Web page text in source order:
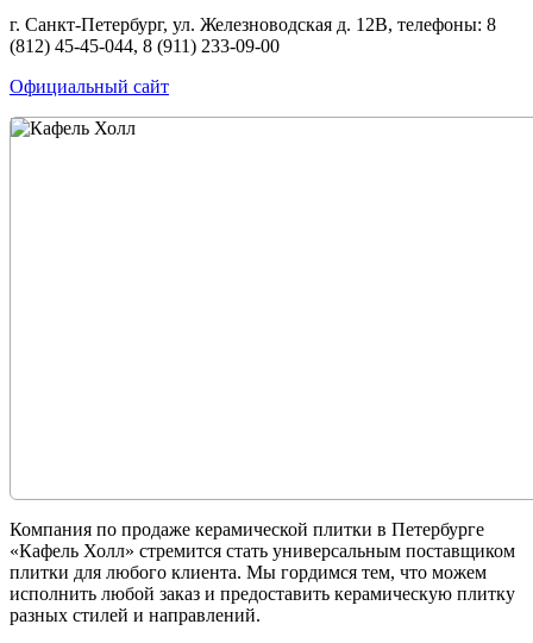
г. Санкт-Петербург, ул. Железноводская д. 12В, телефоны: 8
(812) 45-45-044, 8 (911) 233-09-00
Официальный сайт
Компания по продаже керамической плитки в Петербурге
«Кафель Холл» стремится стать универсальным поставщиком
плитки для любого клиента. Мы гордимся тем, что можем
исполнить любой заказ и предоставить керамическую плитку
разных стилей и направлений.